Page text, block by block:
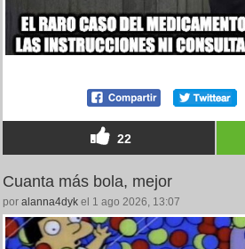
22
Cuanta más bola, mejor
por alanna4dyk el 1 ago 2026, 13:07